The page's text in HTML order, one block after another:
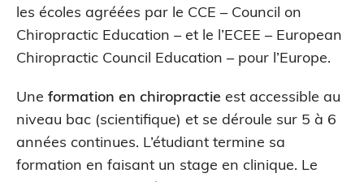
les écoles agréées par le CCE – Council on
Chiropractic Education – et le l’ECEE – European
Chiropractic Council Education – pour l’Europe.
Une formation en chiropractie est accessible au
niveau bac (scientifique) et se déroule sur 5 à 6
années continues. L’étudiant termine sa
formation en faisant un stage en clinique. Le